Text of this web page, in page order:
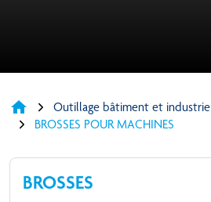
home Outillage bâtiment et industrie
BROSSES POUR MACHINES
BROSSES